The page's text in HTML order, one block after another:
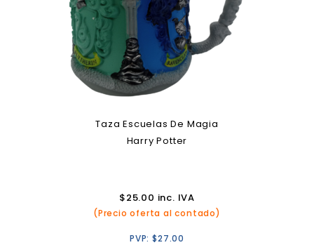
Taza Escuelas De Magia
Harry Potter
$25.00 inc. IVA
(Precio oferta al contado)
PVP:$27.00